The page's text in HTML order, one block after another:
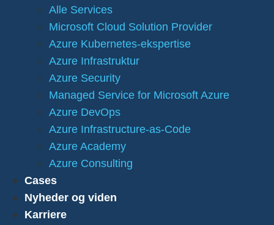
Alle Services
Microsoft Cloud Solution Provider
Azure Kubernetes-ekspertise
Azure Infrastruktur
Azure Security
Managed Service for Microsoft Azure
Azure DevOps
Azure Infrastructure-as-Code
Azure Academy
Azure Consulting
Cases
Nyheder og viden
Karriere